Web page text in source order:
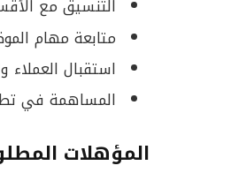
التنسيق مع
متابعة مهام
استقبال العملاء
المساهمة في
المؤهلات